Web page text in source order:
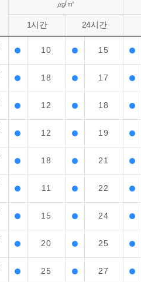
㎍/㎥
1시간 24시간
10 15
18 17
12 18
12 19
18 21
11 22
15 24
20 25
25 27